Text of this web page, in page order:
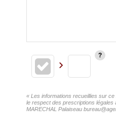
« Les informations recueillies sur
le respect des prescriptions légales
MARECHAL Palaiseau